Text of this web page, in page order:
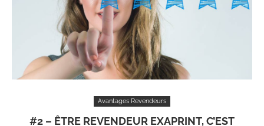
Avantages Revendeurs
#2 – ÊTRE REVENDEUR EXAPRINT, C’EST